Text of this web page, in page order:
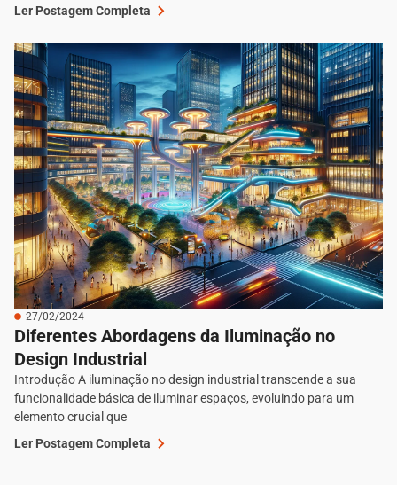
Ler Postagem Completa
27/02/2024
Diferentes Abordagens da Iluminação no
Design Industrial
Introdução A iluminação no design industrial transcende a sua
funcionalidade básica de iluminar espaços, evoluindo para um
elemento crucial que
Ler Postagem Completa